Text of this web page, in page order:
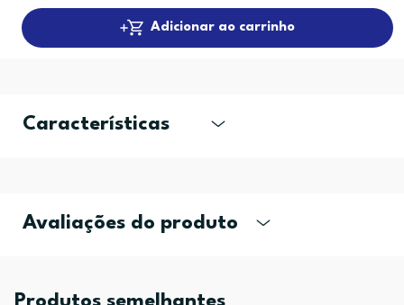
Adicionar ao carrinho
Características
Avaliações do produto